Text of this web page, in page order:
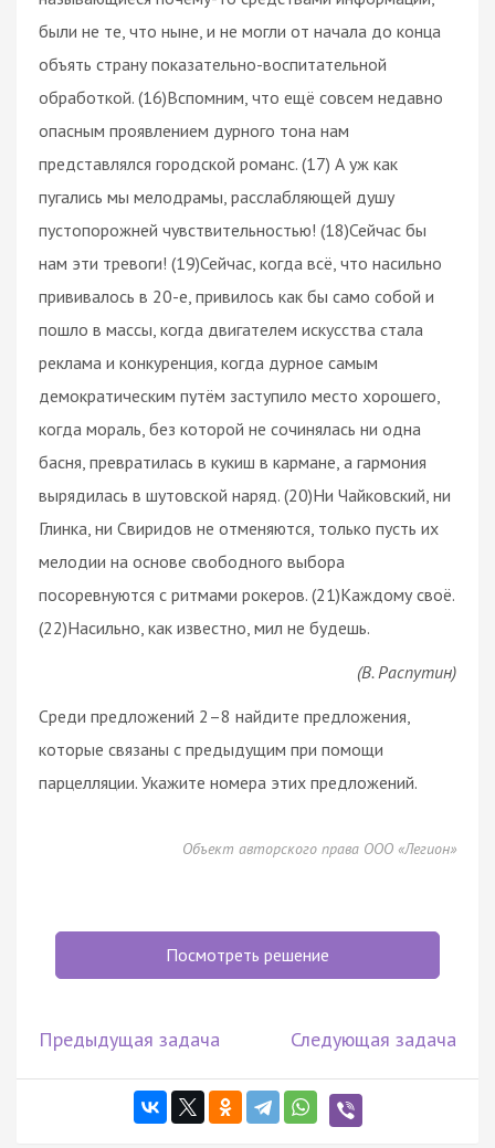
были не те, что ныне, и не могли от начала до конца
объять страну показательно-воспитательной
обработкой. (16)Вспомним, что ещё совсем недавно
опасным проявлением дурного тона нам
представлялся городской романс. (17) А уж как
пугались мы мелодрамы, расслабляющей душу
пустопорожней чувствительностью! (18)Сейчас бы
нам эти тревоги! (19)Сейчас, когда всё, что насильно
прививалось в 20-е, привилось как бы само собой и
пошло в массы, когда двигателем искусства стала
реклама и конкуренция, когда дурное самым
демократическим путём заступило место хорошего,
когда мораль, без которой не сочинялась ни одна
басня, превратилась в кукиш в кармане, а гармония
вырядилась в шутовской наряд. (20)Ни Чайковский, ни
Глинка, ни Свиридов не отменяются, только пусть их
мелодии на основе свободного выбора
посоревнуются с ритмами рокеров. (21)Каждому своё.
(22)Насильно, как известно, мил не будешь.
(В. Распутин)
Среди предложений 2–8 найдите предложения,
которые связаны с предыдущим при помощи
парцелляции. Укажите номера этих предложений.
Объект авторского права ООО «Легион»
Посмотреть решение
Предыдущая задача Следующая задача